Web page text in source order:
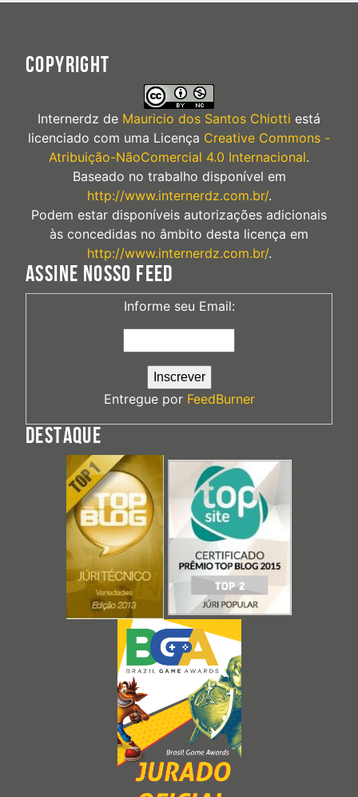
COPYRIGHT
Internerdz de Mauricio dos Santos Chiotti está
licenciado com uma Licença Creative Commons -
Atribuição-NãoComercial 4.0 Internacional.
Baseado no trabalho disponível em
http://www.internerdz.com.br/.
Podem estar disponíveis autorizações adicionais
às concedidas no âmbito desta licença em
http://www.internerdz.com.br/.
ASSINE NOSSO FEED
Informe seu Email:
Entregue por FeedBurner
DESTAQUE